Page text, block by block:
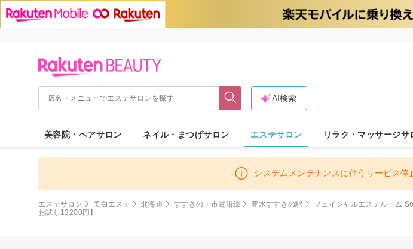
AI検索
美容院・ヘアサロン ネイル・まつげサロン エステサロン リラク・マッサージサ
システムメンテナンスに伴うサービス
エステサロン 美白エステ 北海道 すすきの・市電沿線 豊水すすきの駅 フェイシャルエステルーム
お試し13200円】